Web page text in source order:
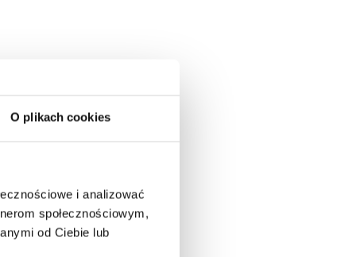
O plikach cookies
i analizować
społecznościowym,
od Ciebie lub